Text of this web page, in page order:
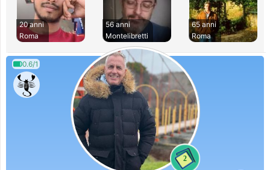
20 anni
Roma
56 anni
Montelibretti
65 anni
Roma
0.6/1
2